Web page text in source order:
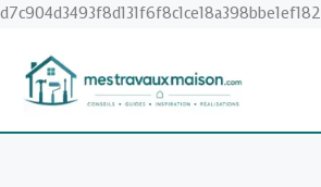
d7c904d3493f8d131f6f8c1ce18a398bbe1ef182